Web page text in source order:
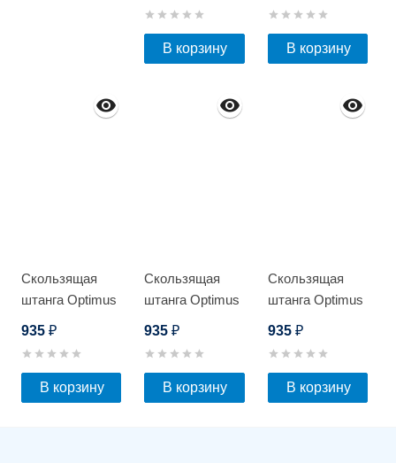
В корзину В корзину
Скользящая
штанга Optimus
935 ₽
В корзину
Скользящая
штанга Optimus
935₽
В корзину
Скользящая
штанга Optimus
935 ₽
В корзину